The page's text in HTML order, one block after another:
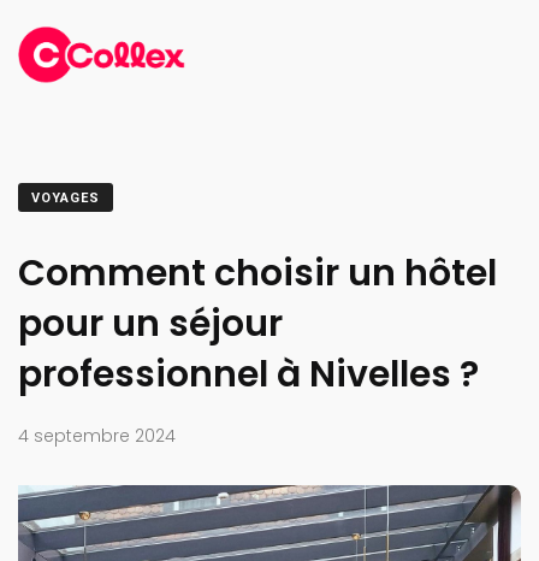
VOYAGES
Comment choisir un hôtel
pour un séjour
professionnel à Nivelles ?
4 septembre 2024